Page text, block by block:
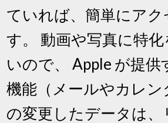
ていれば、簡単にアク
す。 動画や写真に特
いので、 Apple が提供
機能（メールやカレン
の変更したデータは、